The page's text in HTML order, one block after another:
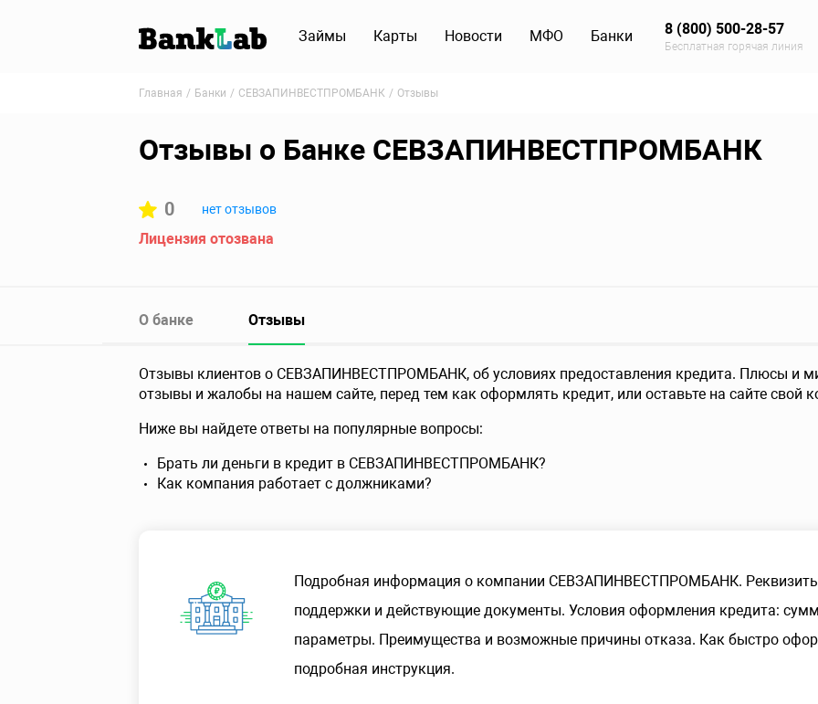
Займы Карты Новости МФО Банки 8 (800) 500-28-57
Бесплатная горячая линия
Главная Банки СЕВЗАПИНВЕСТПРОМБАНК Отзывы
Отзывы о Банке СЕВЗАПИНВЕСТПРОМБАНК
0 нет отзывов
Лицензия отозвана
О банке Отзывы
Отзывы клиентов о СЕВЗАПИНВЕСТПРОМБАНК, об условиях предоставления кредита. Плюсы и
отзывы и жалобы на нашем сайте, перед тем как оформлять кредит, или оставьте на сайте свой
Ниже вы найдете ответы на популярные вопросы:
Брать ли деньги в кредит в СЕВЗАПИНВЕСТПРОМБАНК?
Как компания работает с должниками?
Подробная информация о компании СЕВЗАПИНВЕСТПРОМБАНК.
поддержки и действующие документы. Условия оформления кредита:
параметры. Преимущества и возможные причины отказа. Как быстро
подробная инструкция.